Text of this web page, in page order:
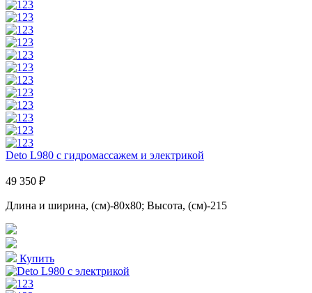
Deto L980 с гидромассажем и электрикой
49 350 ₽
Длина и ширина, (см)-80x80; Высота, (см)-215
Купить